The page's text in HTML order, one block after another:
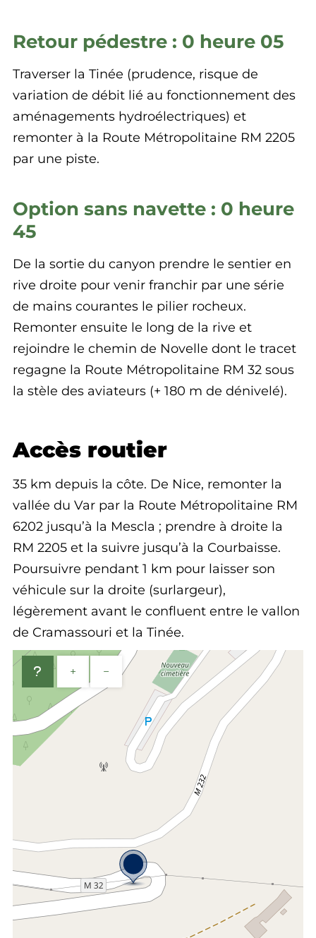
Retour pédestre : 0 heure 05
Traverser la Tinée (prudence, risque de
variation de débit lié au fonctionnement des
aménagements hydroélectriques) et
remonter à la Route Métropolitaine RM 2205
par une piste.
Option sans navette : 0 heure
45
De la sortie du canyon prendre le sentier en
rive droite pour venir franchir par une série
de mains courantes le pilier rocheux.
Remonter ensuite le long de la rive et
rejoindre le chemin de Novelle dont le tracet
regagne la Route Métropolitaine RM 32 sous
la stèle des aviateurs (+ 180 m de dénivelé).
Accès routier
35 km depuis la côte. De Nice, remonter la
vallée du Var par la Route Métropolitaine RM
6202 jusqu’à la Mescla ; prendre à droite la
RM 2205 et la suivre jusqu’à la Courbaisse.
Poursuivre pendant 1 km pour laisser son
véhicule sur la droite (surlargeur),
légèrement avant le confluent entre le vallon
de Cramassouri et la Tinée.
+ −